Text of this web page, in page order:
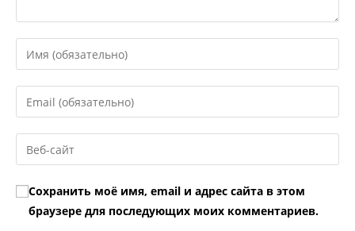
Введите
свое
имя
или
пользователя,
чтобы
прокомментировать
Введите
свой
email-
адрес,
прокомментировать
Введите
URL
вашего
веб-
сайта
Сохранить моё имя, email и адрес сайта в этом
браузере для последующих моих комментариев.